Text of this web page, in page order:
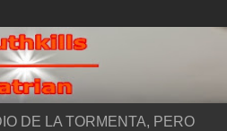
DE LA TORMENTA, PERO